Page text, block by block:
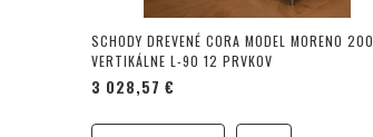
SCHODY DREVENÉ CORA MODEL MORENO 200
VERTIKÁLNE L-90 12 PRVKOV
3 028,57 €